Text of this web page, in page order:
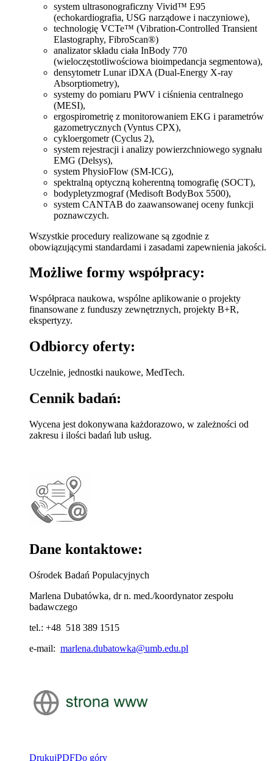
system ultrasonograficzny Vivid™ E95
(echokardiografia, USG narządowe i naczyniowe),
technologię VCTe™ (Vibration-Controlled Transient
Elastography, FibroScan®)
analizator składu ciała InBody 770
(wieloczęstotliwościowa bioimpedancja segmentowa),
densytometr Lunar iDXA (Dual-Energy X-ray
Absorptiometry),
systemy do pomiaru PWV i ciśnienia centralnego
(MESI),
ergospirometrię z monitorowaniem EKG i parametrów
gazometrycznych (Vyntus CPX),
cykloergometr (Cyclus 2),
system rejestracji i analizy powierzchniowego sygnału
EMG (Delsys),
system PhysioFlow (SM-ICG),
spektralną optyczną koherentną tomografię (SOCT),
bodypletyzmograf (Medisoft BodyBox 5500),
system CANTAB do zaawansowanej oceny funkcji
poznawczych.
Wszystkie procedury realizowane są zgodnie z
obowiązującymi standardami i zasadami zapewnienia jakości.
Możliwe formy współpracy:
Współpraca naukowa, wspólne aplikowanie o projekty
finansowane z funduszy zewnętrznych, projekty B+R,
ekspertyzy.
Odbiorcy oferty:
Uczelnie, jednostki naukowe, MedTech.
Cennik badań:
Wycena jest dokonywana każdorazowo, w zależności od
zakresu i ilości badań lub usług.
Dane kontaktowe:
Ośrodek Badań Populacyjnych
Marlena Dubatówka, dr n. med./koordynator zespołu
badawczego
tel.: +48 518 389 1515
e-mail: marlena.dubatowka@umb.edu.pl
DrukujPDFDo góry